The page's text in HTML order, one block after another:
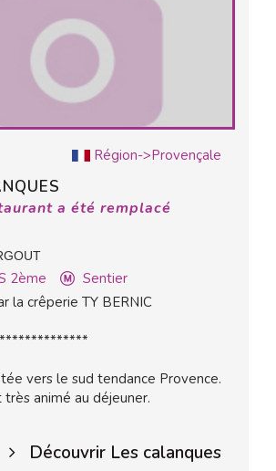
Région->Provençale
a été remplacé
2ème
Sentier
la crêperie TY BERNIC
vers le sud tendance Provence.
animé au déjeuner.
Découvrir Les calanques